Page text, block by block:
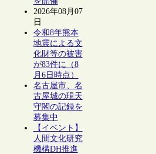
2026年08月07
日
令和8年熊本
地震による文
化財等の被害
が83件に（8
月6日時点）
名古屋市、名
古屋城の現天
守閣の記録を
募集中
【イベント】
人間文化研究
機構DH推進